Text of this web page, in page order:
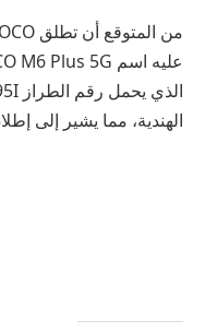
الهندية، مما يشير إلى